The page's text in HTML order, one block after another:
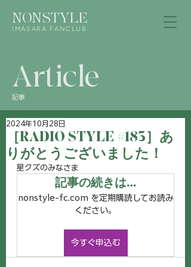
NONSTYLE
IMASARA FANCLUB
Article
記事
［RADIO STYLE #183］あ
りがとうございました！
2024年10月28日
星クズのみなさま
記事の続きは…
nonstyle-fc.com を定期購読してお読み
ください。
今すぐ申込む